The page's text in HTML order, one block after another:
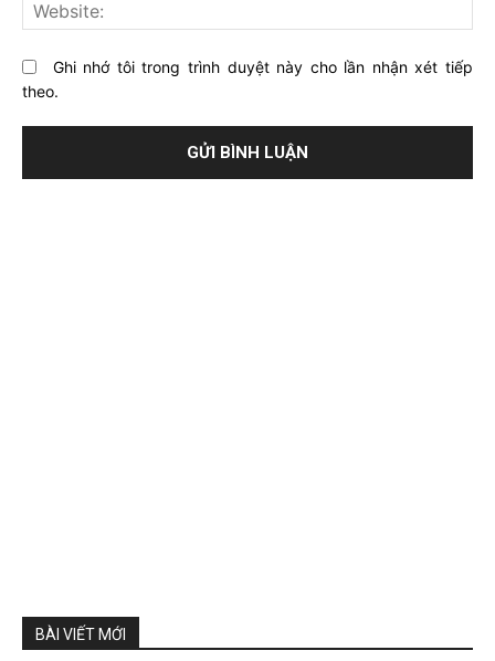
Ghi nhớ tôi trong trình duyệt này cho lần nhận xét tiếp
theo.
BÀI VIẾT MỚI